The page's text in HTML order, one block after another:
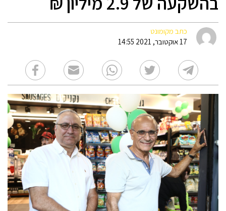
כתב מקומונט
17 אוקטובר, 2021 14:55